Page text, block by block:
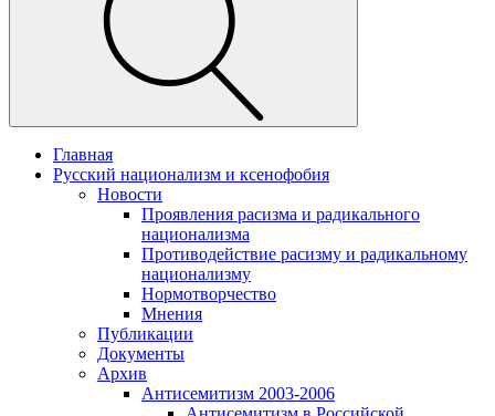
Главная
Русский национализм и ксенофобия
Новости
Проявления расизма и радикального
национализма
Противодействие расизму и радикальному
национализму
Нормотворчество
Мнения
Публикации
Документы
Архив
Антисемитизм 2003-2006